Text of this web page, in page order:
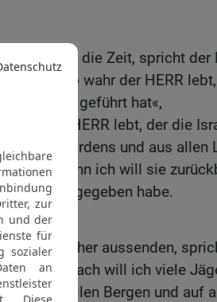
es kommt die Zeit, spricht der
wird: »So wahr der HERR
geführt hat«,
wahr der HERR lebt, der die
des Nordens und aus allen
hatte.« Denn ich will sie
Vätern gegeben habe.
viele Fischer aussenden,
und danach will ich viele
auf allen Bergen und auf